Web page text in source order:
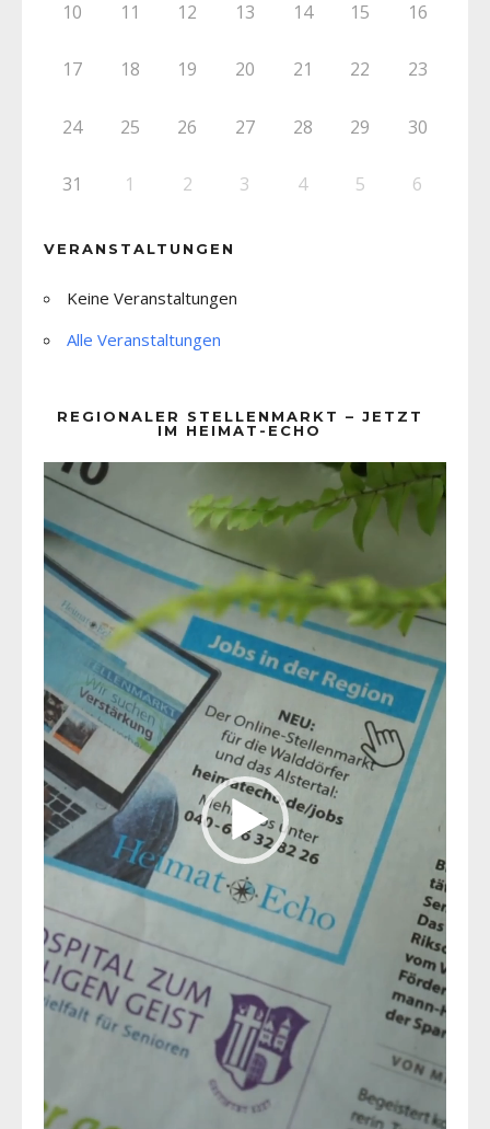
10 11 12 13 14 15 16
17 18 19 20 21 22 23
24 25 26 27 28 29 30
31 1 2 3 4 5 6
VERANSTALTUNGEN
Keine Veranstaltungen
Alle Veranstaltungen
REGIONALER STELLENMARKT – JETZT
IM HEIMAT-ECHO
Player